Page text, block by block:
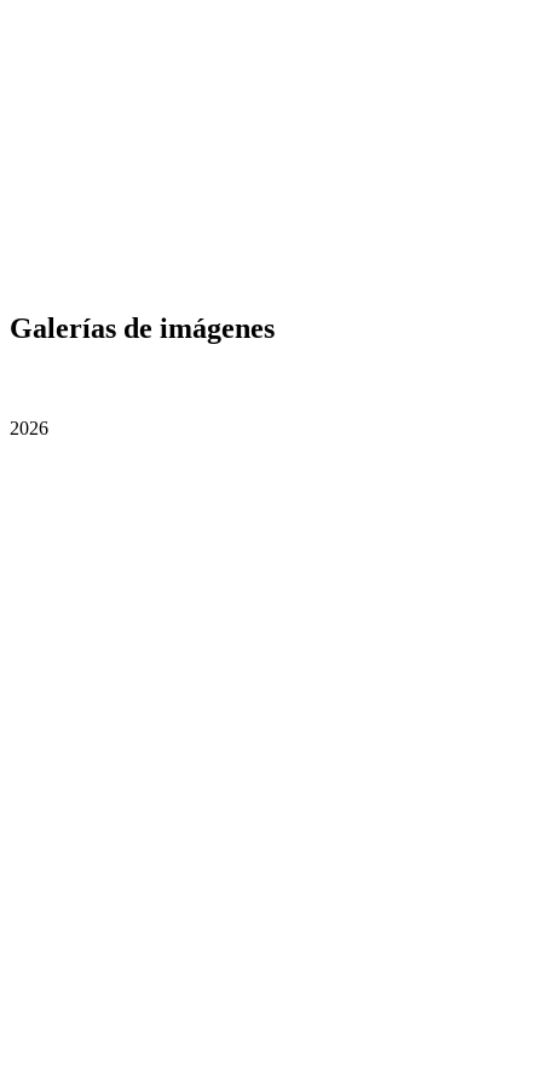
Galerías de imágenes
2026